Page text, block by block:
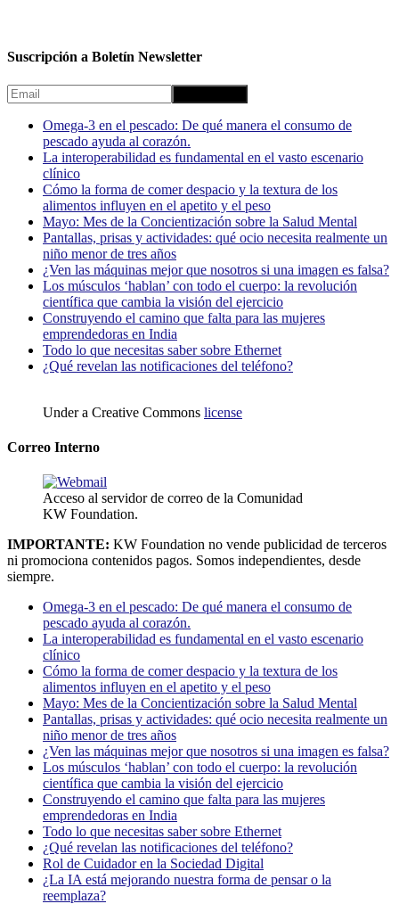
Suscripción a Boletín Newsletter
Omega-3 en el pescado: De qué manera el consumo de
pescado ayuda al corazón.
La interoperabilidad es fundamental en el vasto escenario
clínico
Cómo la forma de comer despacio y la textura de los
alimentos influyen en el apetito y el peso
Mayo: Mes de la Concientización sobre la Salud Mental
Pantallas, prisas y actividades: qué ocio necesita realmente un
niño menor de tres años
¿Ven las máquinas mejor que nosotros si una imagen es falsa?
Los músculos ‘hablan’ con todo el cuerpo: la revolución
científica que cambia la visión del ejercicio
Construyendo el camino que falta para las mujeres
emprendedoras en India
Todo lo que necesitas saber sobre Ethernet
¿Qué revelan las notificaciones del teléfono?
Under a Creative Commons license
Correo Interno
Acceso al servidor de correo de la Comunidad
KW Foundation.
IMPORTANTE: KW Foundation no vende publicidad de terceros
ni promociona contenidos pagos. Somos independientes, desde
siempre.
Omega-3 en el pescado: De qué manera el consumo de
pescado ayuda al corazón.
La interoperabilidad es fundamental en el vasto escenario
clínico
Cómo la forma de comer despacio y la textura de los
alimentos influyen en el apetito y el peso
Mayo: Mes de la Concientización sobre la Salud Mental
Pantallas, prisas y actividades: qué ocio necesita realmente un
niño menor de tres años
¿Ven las máquinas mejor que nosotros si una imagen es falsa?
Los músculos ‘hablan’ con todo el cuerpo: la revolución
científica que cambia la visión del ejercicio
Construyendo el camino que falta para las mujeres
emprendedoras en India
Todo lo que necesitas saber sobre Ethernet
¿Qué revelan las notificaciones del teléfono?
Rol de Cuidador en la Sociedad Digital
¿La IA está mejorando nuestra forma de pensar o la
reemplaza?